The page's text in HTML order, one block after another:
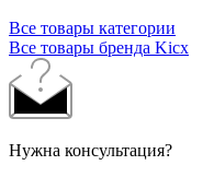
Все товары категории
Все товары бренда Kicx
Нужна консультация?